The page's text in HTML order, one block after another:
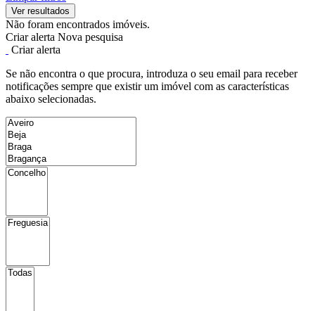
Não foram encontrados imóveis.
Criar alerta Nova pesquisa
Criar alerta
Se não encontra o que procura, introduza o seu email para receber
notificações sempre que existir um imóvel com as características
abaixo selecionadas.